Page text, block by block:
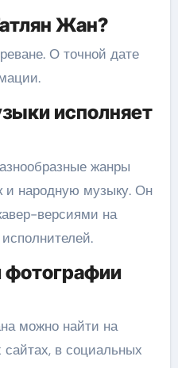
Жан?
О точной дате
исполняет
жанры
и народную музыку. Он
версиями на
фотографии
можно найти на
в социальных